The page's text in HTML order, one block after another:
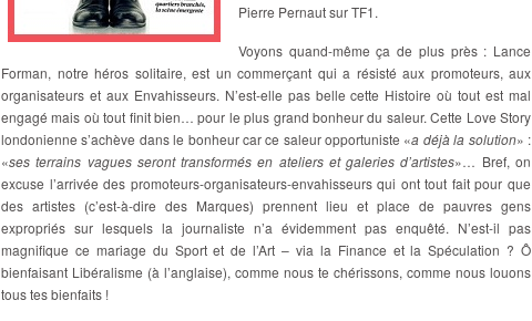
Pierre Pernaut sur TF1.
Voyons quand-même ça de plus près : Lance
Forman, notre héros solitaire, est un commerçant qui a résisté aux promoteurs, aux
organisateurs et aux Envahisseurs. N’est-elle pas belle cette Histoire où tout est mal
engagé mais où tout finit bien… pour le plus grand bonheur du saleur. Cette Love Story
londonienne s’achève dans le bonheur car ce saleur opportuniste «a déjà la solution» :
«ses terrains vagues seront transformés en ateliers et galeries d’artistes»… Bref, on
excuse l’arrivée des promoteurs-organisateurs-envahisseurs qui ont tout fait pour que
des artistes (c’est-à-dire des Marques) prennent lieu et place de pauvres gens
expropriés sur lesquels la journaliste n’a évidemment pas enquêté. N’est-il pas
magnifique ce mariage du Sport et de l’Art – via la Finance et la Spéculation ? Ô
bienfaisant Libéralisme (à l’anglaise), comme nous te chérissons, comme nous louons
tous tes bienfaits !